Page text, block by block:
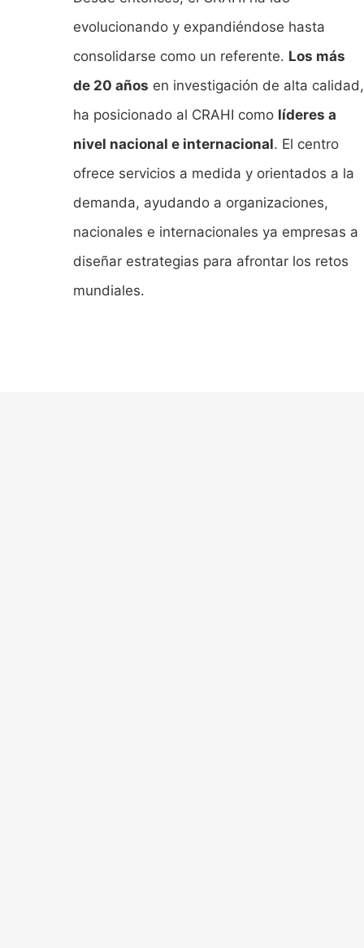
evolucionando y expandiéndose hasta
consolidarse como un referente. Los más
de 20 años en investigación de alta calidad,
ha posicionado al CRAHI como líderes a
nivel nacional e internacional. El centro
ofrece servicios a medida y orientados a la
demanda, ayudando a organizaciones,
nacionales e internacionales ya empresas a
diseñar estrategias para afrontar los retos
mundiales.